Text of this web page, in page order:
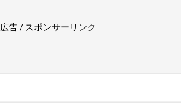
広告 / スポンサーリンク